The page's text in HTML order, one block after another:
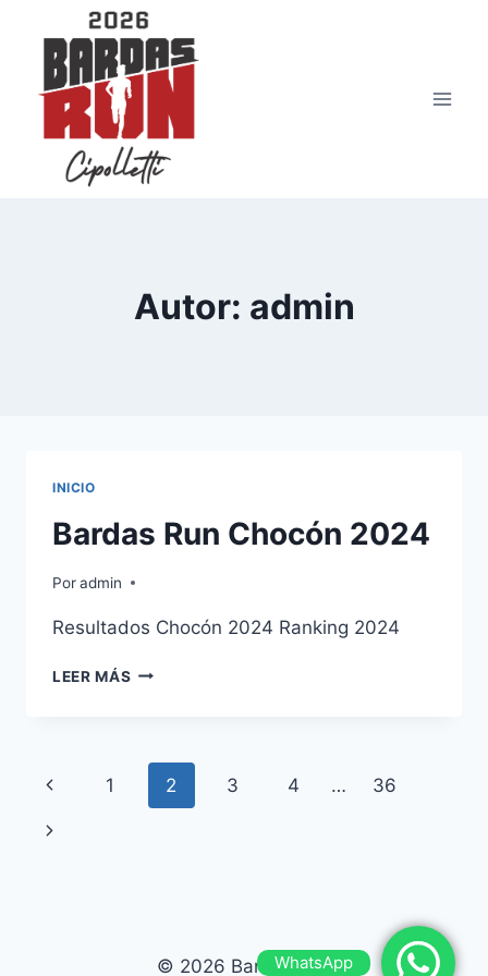
contenido
Autor: admin
INICIO
Bardas Run Chocón 2024
Poradmin
Resultados Chocón 2024 Ranking 2024
LEER MÁS BARDAS
Navegación
de
Página
anterior
1 2 3 4 … 36
Siguiente
© 2026 Bardas Run
WhatsApp